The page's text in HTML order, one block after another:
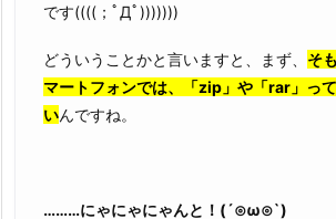
です((((；ﾟДﾟ)))))))
どういうことかと言いますと、まず、 そ
マートフォンでは、「zip」や「rar」っ
いんですね。
………にゃにゃにゃんと！(´⊙ω⊙`)